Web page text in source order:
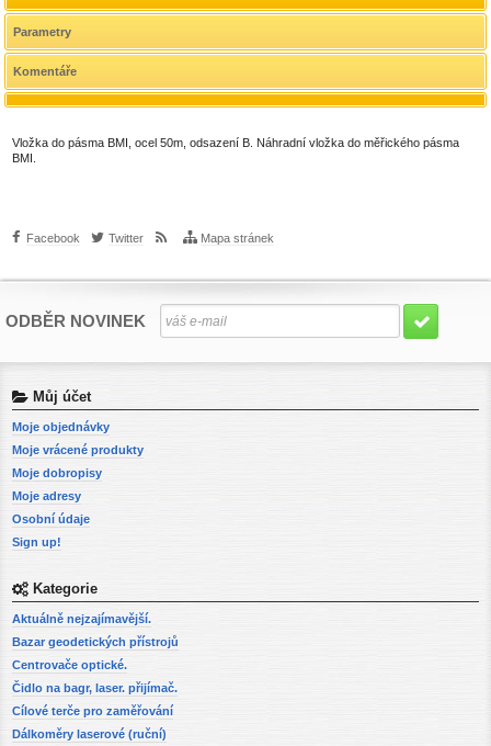
Parametry
Komentáře
Vložka do pásma BMI, ocel 50m, odsazení B. Náhradní vložka do měřického pásma
BMI.
Facebook Twitter Mapa stránek
ODBĚR NOVINEK
Můj účet
Moje objednávky
Moje vrácené produkty
Moje dobropisy
Moje adresy
Osobní údaje
Sign up!
Kategorie
Aktuálně nejzajímavější.
Bazar geodetických přístrojů
Centrovače optické.
Čidlo na bagr, laser. přijímač.
Cílové terče pro zaměřování
Dálkoměry laserové (ruční)